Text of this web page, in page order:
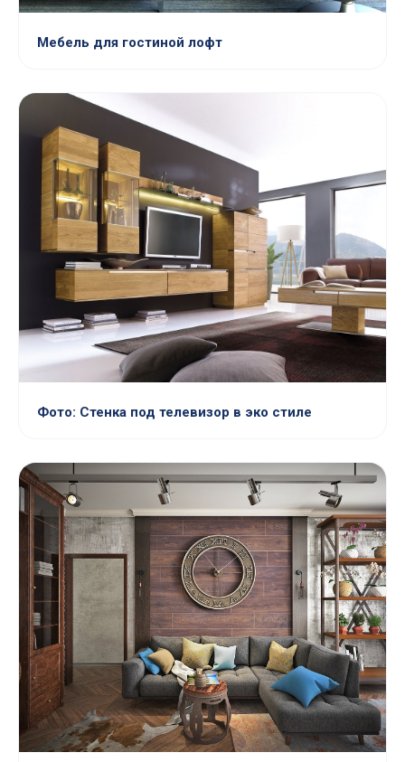
Мебель для гостиной лофт
Фото: Стенка под телевизор в эко стиле